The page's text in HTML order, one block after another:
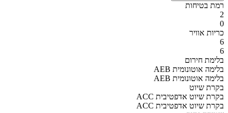
רמת בטיחות
2
0
כריות אוויר
6
6
בלימת חירום
AEB בלימה אוטונומית
AEB בלימה אוטונומית
בקרת שיוט
ACC בקרת שיוט אדפטיבית
ACC בקרת שיוט אדפטיבית